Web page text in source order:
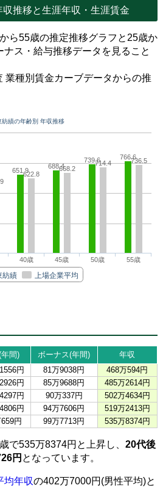
収推移と生涯年収・生涯賃金
ら55歳の推定推移グラフと25歳か
ス・給与推移データを見ること
種別賃金カーブデータからの推
紡績の年齢別 年収推移
651.9
688.4
739.6 766.6
622.8
668.2
714.4 736.5
紡績 上場企業平均
40歳 45歳 50歳 55歳
間) ボーナス(年間)
年収
円 81万9038円
468万594円
円 85万9688円
485万2614円
円 90万337円
502万4634円
円 94万7606円
519万2413円
円 99万7713円 535万8374円
で535万8374円と上昇し、 20代後
円 となっています。
均年収の402万7000円(男性平均)と